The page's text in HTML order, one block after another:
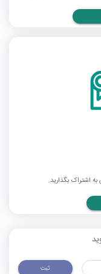
به اشتراک بگذارید.
ثبت